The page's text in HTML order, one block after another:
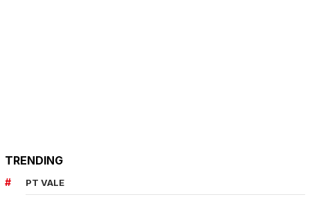
TRENDING
PT VALE